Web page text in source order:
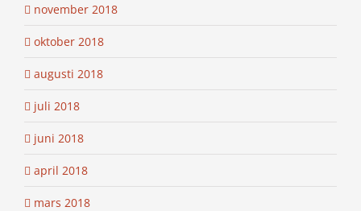
november 2018
oktober 2018
augusti 2018
juli 2018
juni 2018
april 2018
mars 2018